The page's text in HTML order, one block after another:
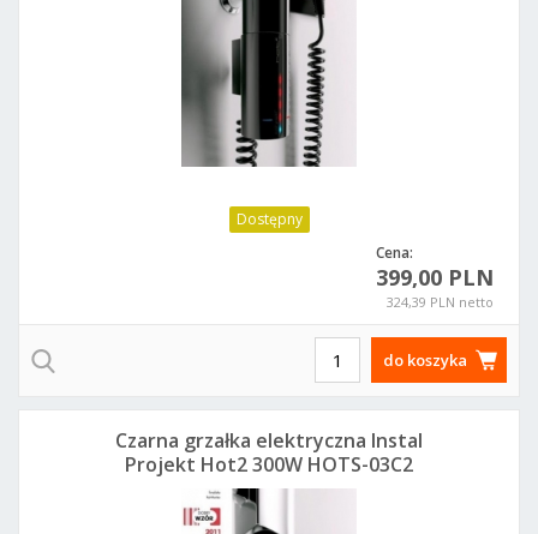
Dostępny
Cena:
399,00 PLN
324,39 PLN netto
do koszyka
Czarna grzałka elektryczna Instal
Projekt Hot2 300W HOTS-03C2